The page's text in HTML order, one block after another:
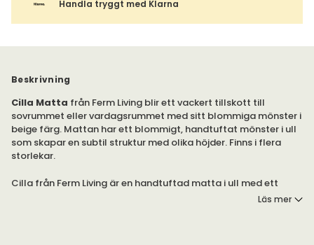
Handla tryggt med Klarna
Beskrivning
Cilla Matta från Ferm Living blir ett vackert tillskott till
sovrummet eller vardagsrummet med sitt blommiga mönster i
beige färg. Mattan har ett blommigt, handtuftat mönster i ull
som skapar en subtil struktur med olika höjder. Finns i flera
storlekar.
Cilla från Ferm Living är en handtuftad matta i ull med ett
blommigt mönster i olika höjder. Mattan passar perfekt iLäs mer